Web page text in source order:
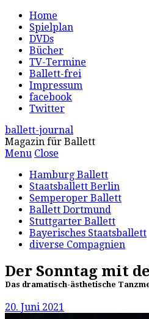
Home
Spielplan
DVDs
Bücher
TV-Termine
Ballett-frei
Impressum
facebook
Twitter
ballett-journal
Magazin für Ballett
Menu Close
Hamburg Ballett
Staatsballett Berlin
Semperoper Ballett
Ballett Dortmund
Stuttgarter Ballett
Bayerisches Staatsballett
diverse Compagnien
Der Sonntag mit
Das dramatisch-ästhetische
20. Juni 2021